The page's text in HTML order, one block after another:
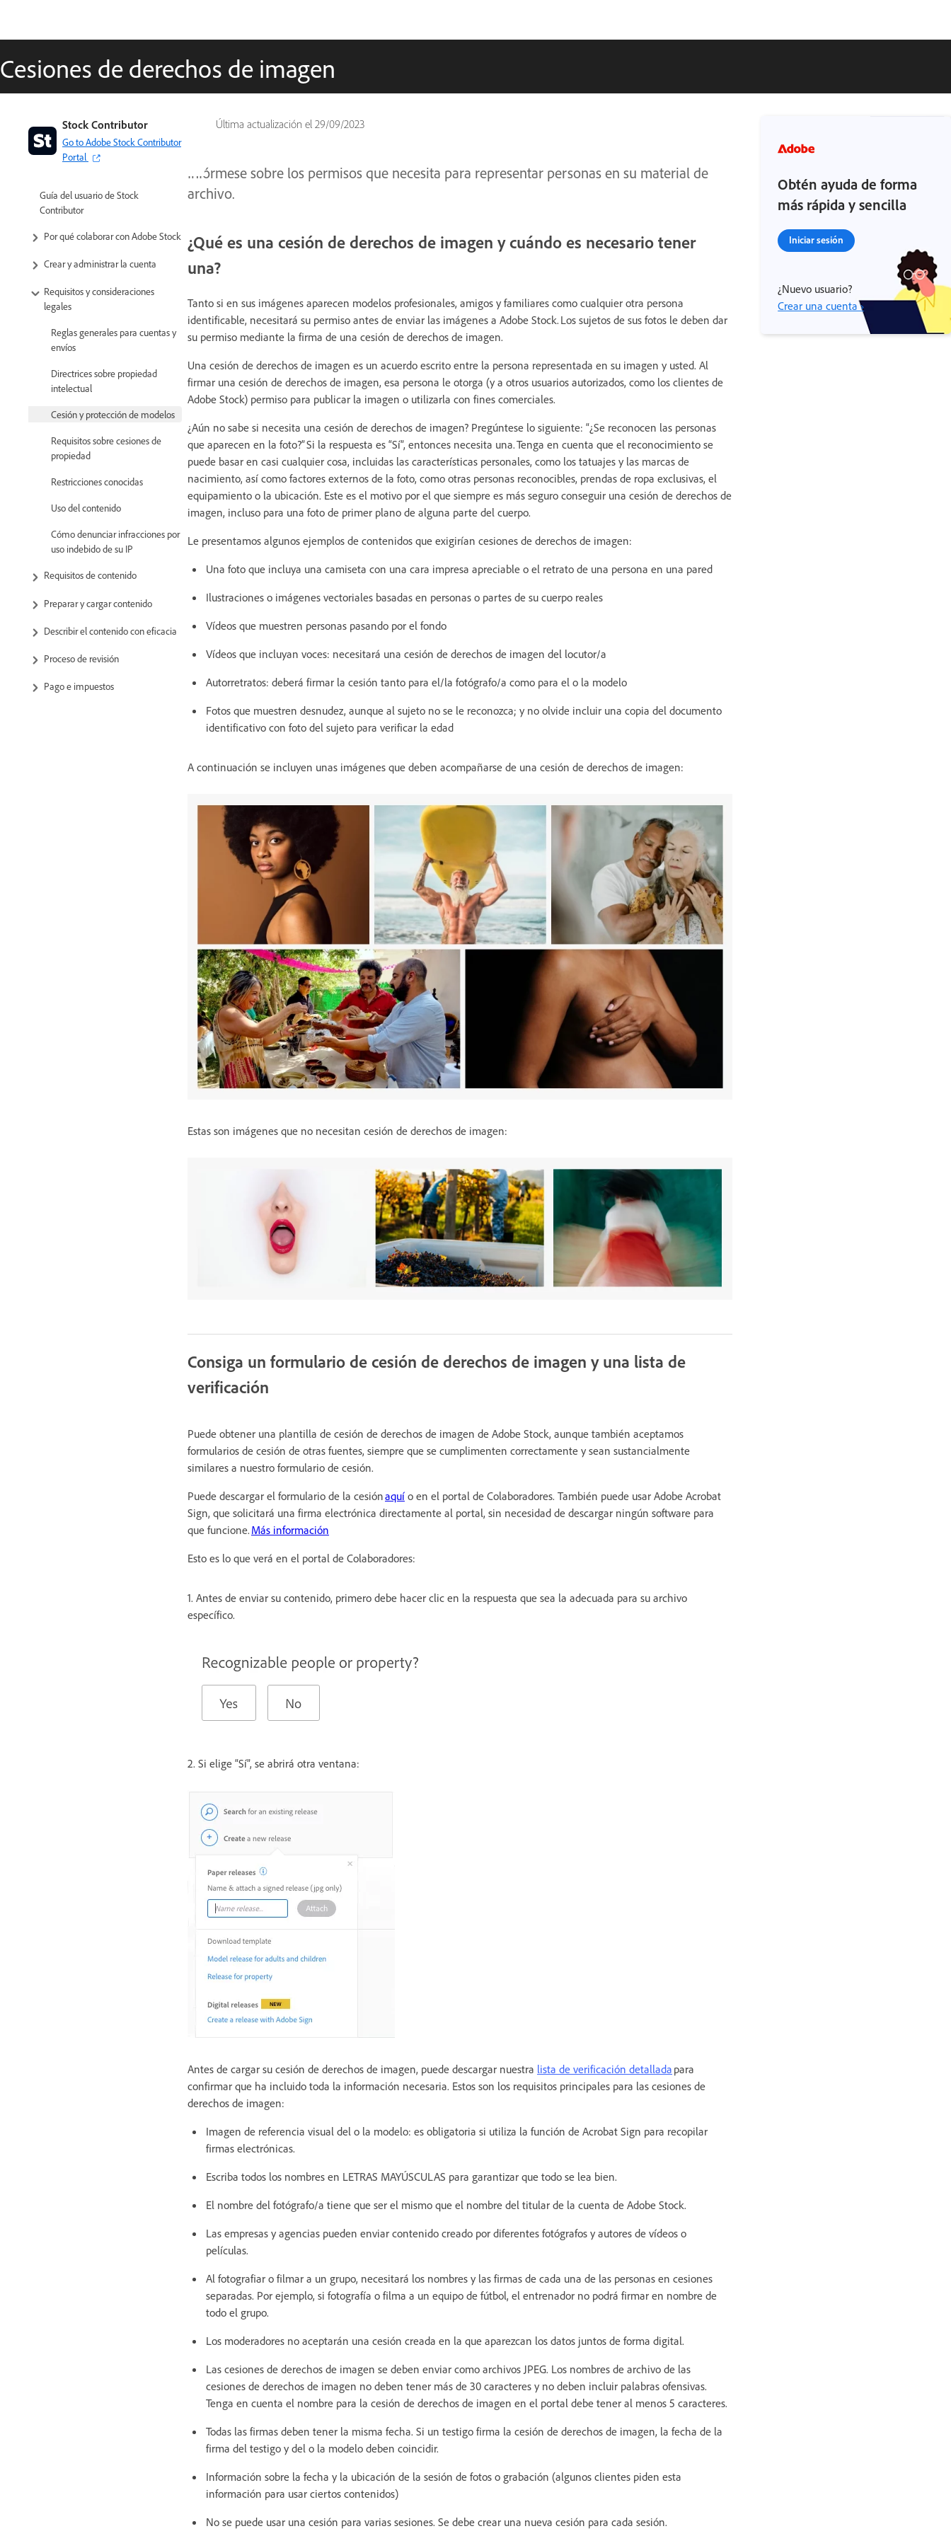
Cesiones de derechos de imagen
Última actualización el 29/09/2023
Stock Contributor
Go to Adobe Stock Contributor
Portal
Guía del usuario de Stock
Contributor
Por qué colaborar con Adobe Stock
Crear y administrar la cuenta
Requisitos y consideraciones
legales
Reglas generales para cuentas y
envíos
Directrices sobre propiedad
intelectual
Cesión y protección de modelos
Requisitos sobre cesiones de
propiedad
Restricciones conocidas
Uso del contenido
Cómo denunciar infracciones por
uso indebido de su IP
Requisitos de contenido
Preparar y cargar contenido
Describir el contenido con eficacia
Proceso de revisión
Pago e impuestos
Infórmese sobre los permisos que necesita para representar personas en su material de
archivo.
¿Qué es una cesión de derechos de imagen y cuándo es necesario tener
una?
Tanto si en sus imágenes aparecen modelos profesionales, amigos y familiares como cualquier otra persona
identificable, necesitará su permiso antes de enviar las imágenes a Adobe Stock. Los sujetos de sus fotos le deben dar
su permiso mediante la firma de una cesión de derechos de imagen.
Una cesión de derechos de imagen es un acuerdo escrito entre la persona representada en su imagen y usted. Al
firmar una cesión de derechos de imagen, esa persona le otorga (y a otros usuarios autorizados, como los clientes de
Adobe Stock) permiso para publicar la imagen o utilizarla con fines comerciales.
¿Aún no sabe si necesita una cesión de derechos de imagen? Pregúntese lo siguiente: “¿Se reconocen las personas
que aparecen en la foto?” Si la respuesta es “Sí”, entonces necesita una. Tenga en cuenta que el reconocimiento se
puede basar en casi cualquier cosa, incluidas las características personales, como los tatuajes y las marcas de
nacimiento, así como factores externos de la foto, como otras personas reconocibles, prendas de ropa exclusivas, el
equipamiento o la ubicación. Este es el motivo por el que siempre es más seguro conseguir una cesión de derechos de
imagen, incluso para una foto de primer plano de alguna parte del cuerpo.
Le presentamos algunos ejemplos de contenidos que exigirían cesiones de derechos de imagen:
Una foto que incluya una camiseta con una cara impresa apreciable o el retrato de una persona en una pared
Ilustraciones o imágenes vectoriales basadas en personas o partes de su cuerpo reales
Vídeos que muestren personas pasando por el fondo
Vídeos que incluyan voces: necesitará una cesión de derechos de imagen del locutor/a
Autorretratos: deberá firmar la cesión tanto para el/la fotógrafo/a como para el o la modelo
Fotos que muestren desnudez, aunque al sujeto no se le reconozca; y no olvide incluir una copia del documento
identificativo con foto del sujeto para verificar la edad
A continuación se incluyen unas imágenes que deben acompañarse de una cesión de derechos de imagen:
Estas son imágenes que no necesitan cesión de derechos de imagen:
Consiga un formulario de cesión de derechos de imagen y una lista de
verificación
Puede obtener una plantilla de cesión de derechos de imagen de Adobe Stock, aunque también aceptamos
formularios de cesión de otras fuentes, siempre que se cumplimenten correctamente y sean sustancialmente
similares a nuestro formulario de cesión.
Puede descargar el formulario de la cesiónaquí o en el portal de Colaboradores. También puede usar Adobe Acrobat
Sign, que solicitará una firma electrónica directamente al portal, sin necesidad de descargar ningún software para
que funcione. Más información
Esto es lo que verá en el portal de Colaboradores:
1. Antes de enviar su contenido, primero debe hacer clic en la respuesta que sea la adecuada para su archivo
específico.
2. Si elige “Sí”, se abrirá otra ventana:
Antes de cargar su cesión de derechos de imagen, puede descargar nuestra lista de verificación detallada para
confirmar que ha incluido toda la información necesaria. Estos son los requisitos principales para las cesiones de
derechos de imagen:
Imagen de referencia visual del o la modelo: es obligatoria si utiliza la función de Acrobat Sign para recopilar
firmas electrónicas.
Escriba todos los nombres en LETRAS MAYÚSCULAS para garantizar que todo se lea bien.
El nombre del fotógrafo/a tiene que ser el mismo que el nombre del titular de la cuenta de Adobe Stock.
Las empresas y agencias pueden enviar contenido creado por diferentes fotógrafos y autores de vídeos o
películas.
Al fotografiar o filmar a un grupo, necesitará los nombres y las firmas de cada una de las personas en cesiones
separadas. Por ejemplo, si fotografía o filma a un equipo de fútbol, el entrenador no podrá firmar en nombre de
todo el grupo.
Los moderadores no aceptarán una cesión creada en la que aparezcan los datos juntos de forma digital.
Las cesiones de derechos de imagen se deben enviar como archivos JPEG. Los nombres de archivo de las
cesiones de derechos de imagen no deben tener más de 30 caracteres y no deben incluir palabras ofensivas.
Tenga en cuenta el nombre para la cesión de derechos de imagen en el portal debe tener al menos 5 caracteres.
Todas las firmas deben tener la misma fecha. Si un testigo firma la cesión de derechos de imagen, la fecha de la
firma del testigo y del o la modelo deben coincidir.
Información sobre la fecha y la ubicación de la sesión de fotos o grabación (algunos clientes piden esta
información para usar ciertos contenidos)
No se puede usar una cesión para varias sesiones. Se debe crear una nueva cesión para cada sesión.
Obtén ayuda de forma
más rápida y sencilla
Iniciar sesión
¿Nuevo usuario?
Crear una cuenta ›